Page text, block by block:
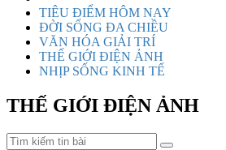
TIÊU ĐIỂM HÔM NAY
ĐỜI SỐNG ĐA CHIỀU
VĂN HÓA GIẢI TRÍ
THẾ GIỚI ĐIỆN ẢNH
NHỊP SỐNG KINH TẾ
THẾ GIỚI ĐIỆN ẢNH